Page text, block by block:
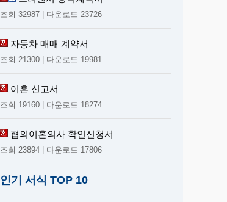
조회 32987 | 다운로드 23726
자동차 매매 계약서
조회 21300 | 다운로드 19981
이혼 신고서
조회 19160 | 다운로드 18274
협의이혼의사 확인신청서
조회 23894 | 다운로드 17806
인기 서식 TOP 10